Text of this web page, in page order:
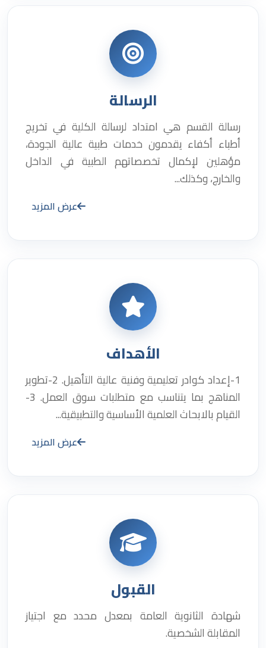
الرسالة
رسالة القسم هي امتداد لرسالة الكلية في تخريج
أطباء أكفاء يقدمون خدمات طبية عالية الجودة،
مؤهلين لإكمال تخصصاتهم الطبية في الداخل
والخارج، وكذلك...
عرض المزيد
الأهداف
1-إعداد كوادر تعليمية وفنية عالية التأهيل. 2-تطوير
المناهج بما يتناسب مع متطلبات سوق العمل. 3-
القيام بالابحاث العلمية الأساسية والتطبيقية...
عرض المزيد
القبول
شهادة الثانوية العامة بمعدل محدد مع اجتياز
المقابلة الشخصية.